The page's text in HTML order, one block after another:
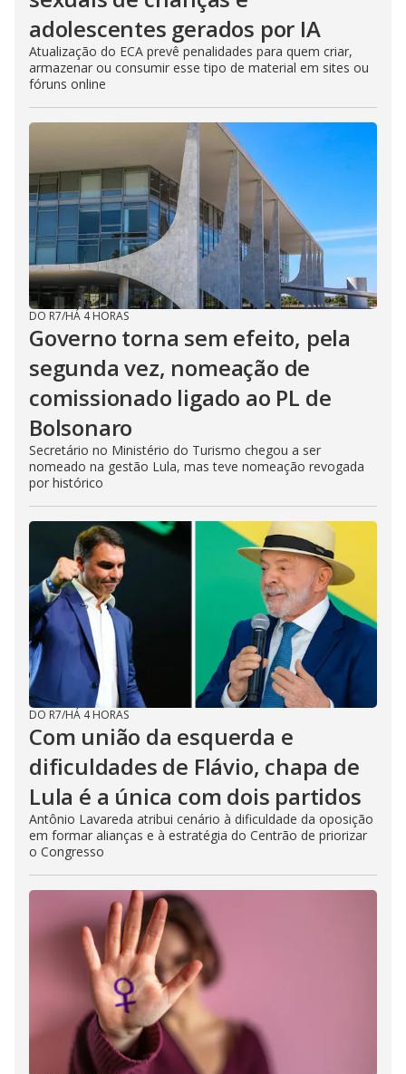
adolescentes gerados por IA
Atualização do ECA prevê penalidades para quem criar,
armazenar ou consumir esse tipo de material em sites ou
fóruns online
DO R7/HÁ 4 HORAS
Governo torna sem efeito, pela
segunda vez, nomeação de
comissionado ligado ao PL de
Bolsonaro
Secretário no Ministério do Turismo chegou a ser
nomeado na gestão Lula, mas teve nomeação revogada
por histórico
DO R7/HÁ 4 HORAS
Com união da esquerda e
dificuldades de Flávio, chapa de
Lula é a única com dois partidos
Antônio Lavareda atribui cenário à dificuldade da oposição
em formar alianças e à estratégia do Centrão de priorizar
o Congresso